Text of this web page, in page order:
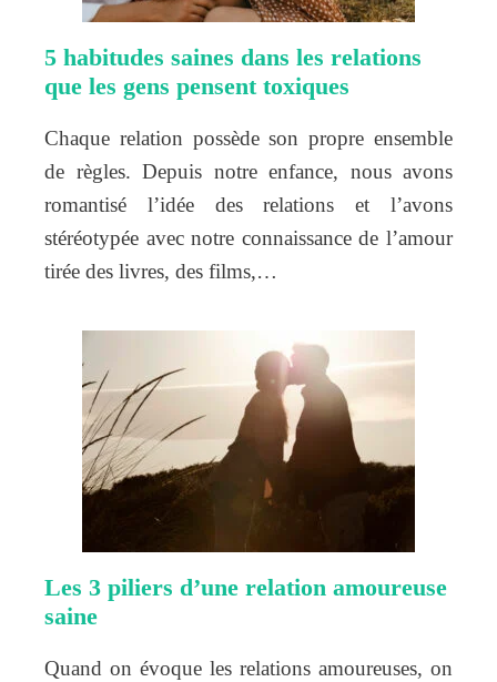
5 habitudes saines dans les relations
que les gens pensent toxiques
Chaque relation possède son propre ensemble
de règles. Depuis notre enfance, nous avons
romantisé l’idée des relations et l’avons
stéréotypée avec notre connaissance de l’amour
tirée des livres, des films,…
Les 3 piliers d’une relation amoureuse
saine
Quand on évoque les relations amoureuses, on